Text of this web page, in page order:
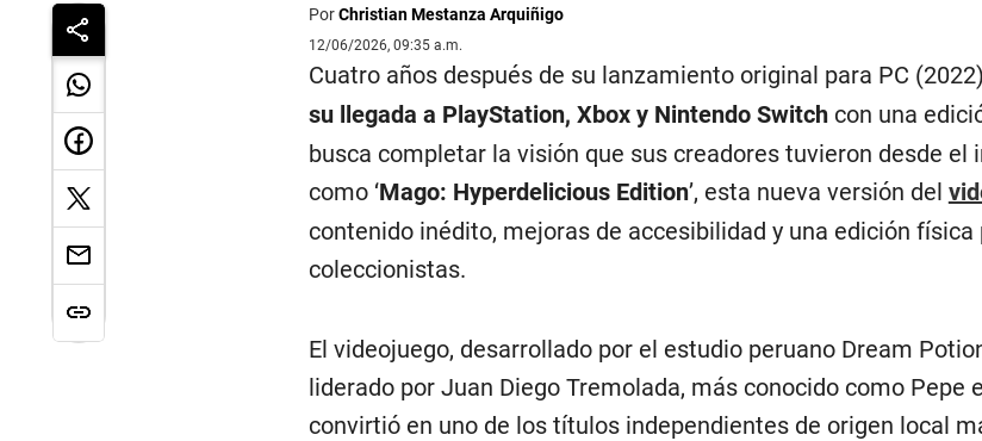
PorChristian Mestanza Arquiñigo
12/06/2026, 09:35 a.m.
Cuatro años después de su lanzamiento original para PC
su llegada a PlayStation, Xbox y Nintendo Switchcon una
busca completar la visión que sus creadores tuvieron desde el
como ‘Mago: Hyperdelicious Edition’, esta nueva versión del
contenido inédito, mejoras de accesibilidad y una edición física
coleccionistas.
El videojuego, desarrollado por el estudio peruano Dream
liderado por Juan Diego Tremolada, más conocido como Pepe
convirtió en uno de los títulos independientes de origen local